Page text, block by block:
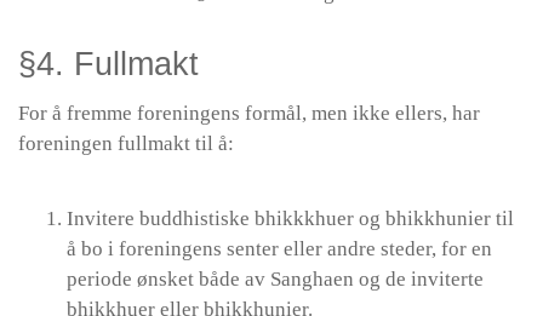
§4. Fullmakt
For å fremme foreningens formål, men ikke ellers, har
foreningen fullmakt til å:
Invitere buddhistiske bhikkkhuer og bhikkhunier til
å bo i foreningens senter eller andre steder, for en
periode ønsket både av Sanghaen og de inviterte
bhikkhuer eller bhikkhunier.